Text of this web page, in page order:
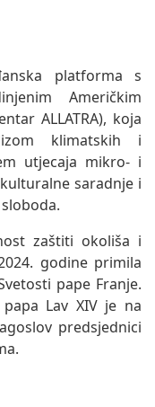
platforma s
Američkim
ALLATRA), koja
klimatskih i
utjecaja mikro- i
saradnje i
zaštiti okoliša i
godine primila
pape Franje.
Lav XIV je na
predsjednici